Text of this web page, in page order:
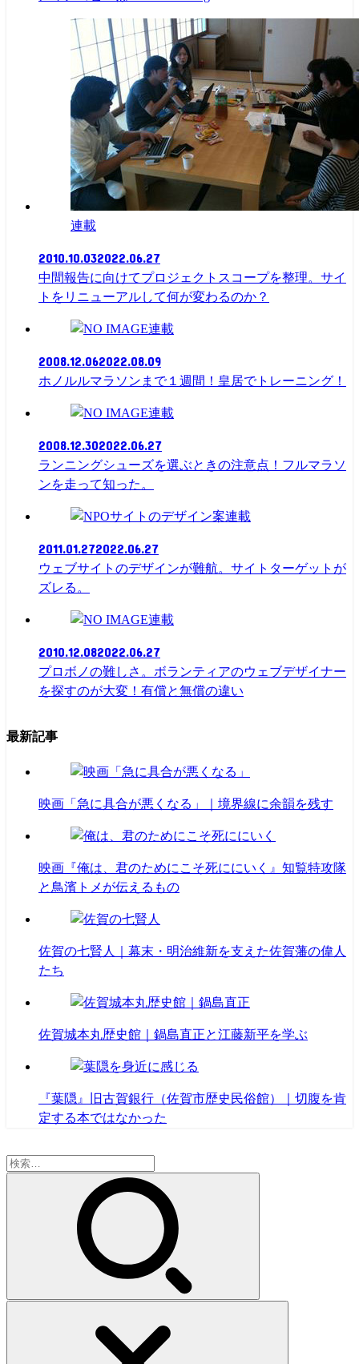
連載
2010.10.032022.06.27
中間報告に向けてプロジェクトスコープを整理。サイ
トをリニューアルして何が変わるのか？
連載
2008.12.062022.08.09
ホノルルマラソンまで１週間！皇居でトレーニング！
連載
2008.12.302022.06.27
ランニングシューズを選ぶときの注意点！フルマラソ
ンを走って知った。
連載
2011.01.272022.06.27
ウェブサイトのデザインが難航。サイトターゲットが
ズレる。
連載
2010.12.082022.06.27
プロボノの難しさ。ボランティアのウェブデザイナー
を探すのが大変！有償と無償の違い
最新記事
映画「急に具合が悪くなる」｜境界線に余韻を残す
映画『俺は、君のためにこそ死ににいく』知覧特攻隊
と鳥濱トメが伝えるもの
佐賀の七賢人｜幕末・明治維新を支えた佐賀藩の偉人
たち
佐賀城本丸歴史館｜鍋島直正と江藤新平を学ぶ
『葉隠』旧古賀銀行（佐賀市歴史民俗館）｜切腹を肯
定する本ではなかった
検